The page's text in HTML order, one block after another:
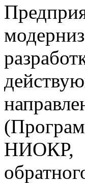
НИОКР,